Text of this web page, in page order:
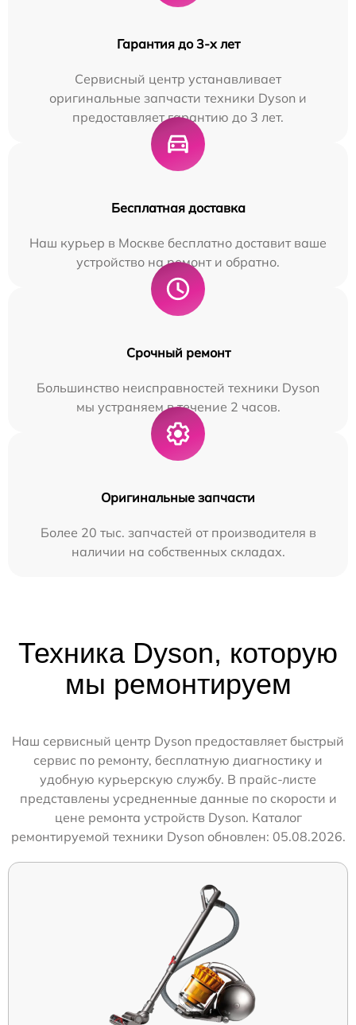
Гарантия до 3-х лет
Сервисный центр устанавливает
оригинальные запчасти техники Dyson и
предоставляет гарантию до 3 лет.
Бесплатная доставка
Наш курьер в Москве бесплатно доставит ваше
устройство на ремонт и обратно.
Срочный ремонт
Большинство неисправностей техники Dyson
мы устраняем в течение 2 часов.
Оригинальные запчасти
Более 20 тыс. запчастей от производителя в
наличии на собственных складах.
Техника Dyson, которую
мы ремонтируем
Наш сервисный центр Dyson предоставляет быстрый
сервис по ремонту, бесплатную диагностику и
удобную курьерскую службу. В прайс-листе
представлены усредненные данные по скорости и
цене ремонта устройств Dyson. Каталог
ремонтируемой техники Dyson обновлен: 05.08.2026.